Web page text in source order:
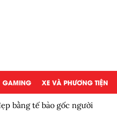
GAMING XE VÀ PHƯƠNG TIỆN
bằng tế bào gốc người